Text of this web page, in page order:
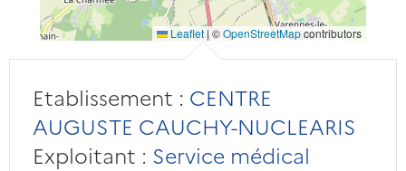
Leaflet|©OpenStreetMapcontributors
Etablissement : CENTRE
AUGUSTE CAUCHY-NUCLEARIS
Exploitant : Service médical